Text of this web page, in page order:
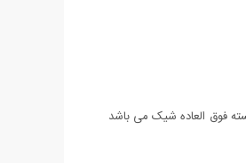
فوق العاده شیک می باشد